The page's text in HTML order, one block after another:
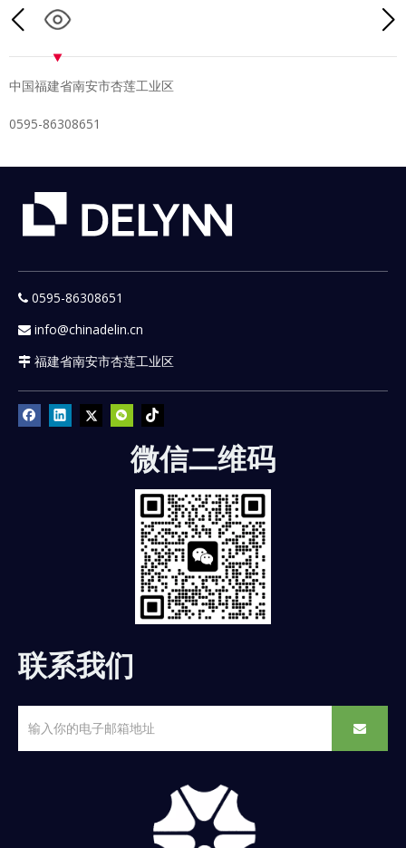
中国福建省南安市杏莲工业区
0595-86308651
 0595-86308651
 info@chinadelin.cn
 福建省南安市杏莲工业区
微信二维码
联系我们